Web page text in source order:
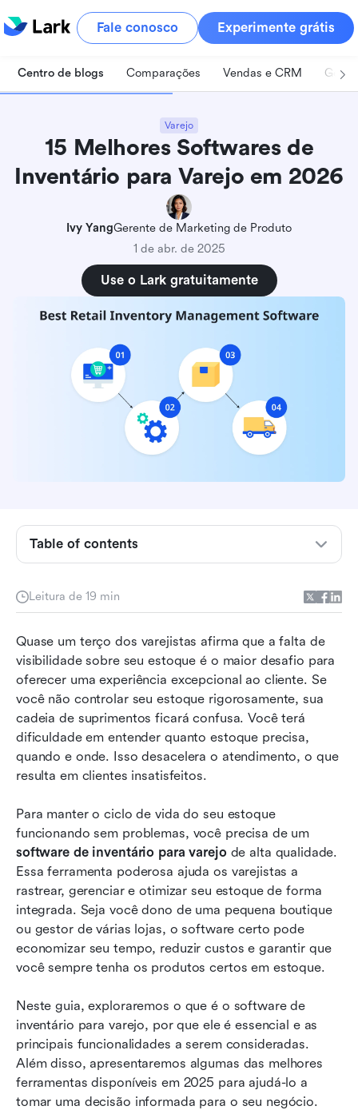
Fale conosco Experimente grátis
Centro de blogs Comparações Vendas e CRM
Varejo
15 Melhores Softwares de
Inventário para Varejo em 2026
Ivy YangGerente de Marketing de Produto
1 de abr. de 2025
Use o Lark gratuitamente
Leitura de 19 min
Quase um terço dos varejistas afirma que a falta de
visibilidade sobre seu estoque é o maior desafio para
oferecer uma experiência excepcional ao cliente. Se
você não controlar seu estoque rigorosamente, sua
cadeia de suprimentos ficará confusa. Você terá
dificuldade em entender quanto estoque precisa,
quando e onde. Isso desacelera o atendimento, o que
resulta em clientes insatisfeitos.
Para manter o ciclo de vida do seu estoque
software de inventário para varejo de alta qualidade.
Essa ferramenta poderosa ajuda os varejistas a
rastrear, gerenciar e otimizar seu estoque de forma
integrada. Seja você dono de uma pequena boutique
ou gestor de várias lojas, o software certo pode
economizar seu tempo, reduzir custos e garantir que
você sempre tenha os produtos certos em estoque.
Neste guia, exploraremos o que é o software de
inventário para varejo, por que ele é essencial e as
principais funcionalidades a serem consideradas.
Além disso, apresentaremos algumas das melhores
ferramentas disponíveis em 2025 para ajudá-lo a
tomar uma decisão informada para o seu negócio.
Table of contents
inventário no varejo?
de inventário
inventário para varejo
Top 15 ferramentas de software de inventário
para varejo em 2026
Como escolher o software de inventário para
varejo adequado
FAQs sobre software de inventário para varejo
Conclusão